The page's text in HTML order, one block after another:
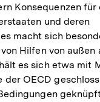
Konsequenzen für
und deren
macht sich
Hilfen von außen
es sich etwa mit
der OECD